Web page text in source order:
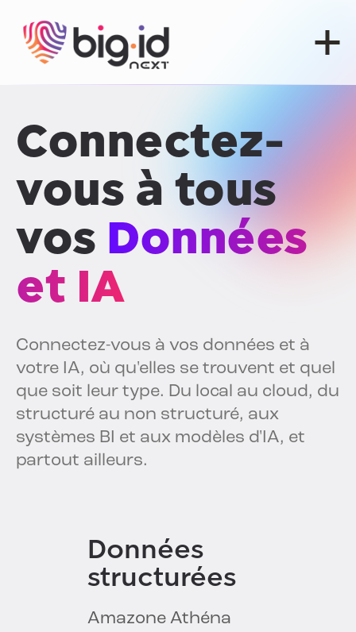
Connectez-
vous à tous
vos Données
et IA
Connectez-vous à vos données et à
votre IA, où qu'elles se trouvent et quel
que soit leur type. Du local au cloud, du
structuré au non structuré, aux
systèmes BI et aux modèles d'IA, et
partout ailleurs.
Données
structurées
Amazone Athéna